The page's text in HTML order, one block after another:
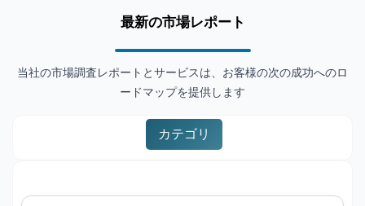
最新の市場レポート
当社の市場調査レポートとサービスは、お客様の次の成功へのロ
ードマップを提供します
カテゴリ